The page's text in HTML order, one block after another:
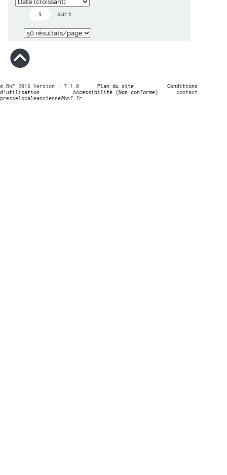
sur 1
© BnF 2016 Version : 7.1.0 Plan du site
Conditions
d’utilisation
Accessibilité (Non conforme)
contact :
presselocaleancienne@bnf.fr